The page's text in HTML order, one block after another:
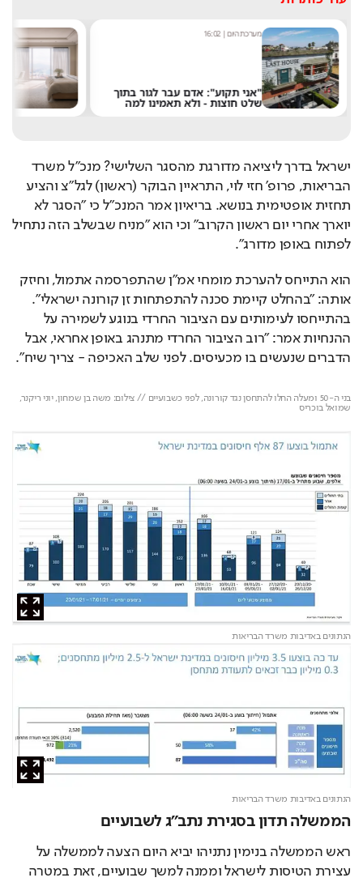
מערכת היום|
16:02
"אני תקוע": אדם עבר לגור בתוך
שלט חוצות - ולא תאמינו למה
ישראל בדרך ליציאה מדורגת מהסגר השלישי? מנכ"ל משרד
הבריאות, פרופ' חזי לוי, התראיין הבוקר (ראשון) לגל"צ והציע
תחזית אופטימית בנושא. בריאיון אמר המנכ"ל כי "הסגר לא
יוארך אחרי יום ראשון הקרוב" וכי הוא "מניח שבשלב הזה נתחיל
לפתוח באופן מדורג".
הוא התייחס להערכת מומחי אמ"ן שהתפרסמה אתמול, וחיזק
אותה: "בהחלט קיימת סכנה להתפתחות זן קורונה ישראלי".
בהתייחסו לעימותים עם הציבור החרדי בנוגע לשמירה על
ההנחיות אמר: "רוב הציבור החרדי מתנהג באופן אחראי, אבל
הדברים שנעשים בו מכעיסים. לפני שלב האכיפה - צריך שיח".
בני ה-50 ומעלה החלו להתחסן נגד קורונה, לפני כשבועיים // צילום: משה בן שמחון, יוני ריקנר,
שמואל בוכריס
הנתונים באדיבות משרד הבריאות
הנתונים באדיבות משרד הבריאות
הממשלה תדון בסגירת נתב"ג לשבועיים
ראש הממשלה בנימין נתניהו יביא היום הצעה לממשלה על
עצירת הטיסות לישראל וממנה למשך שבועיים, זאת במטרה